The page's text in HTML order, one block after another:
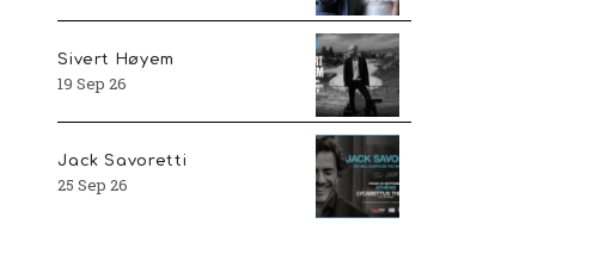
Sivert Høyem
19 Sep 26
Jack Savoretti
25 Sep 26